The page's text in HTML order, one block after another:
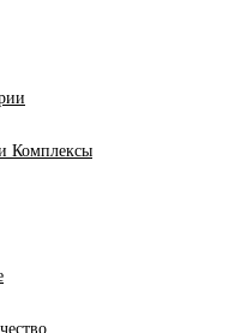
Комплексы